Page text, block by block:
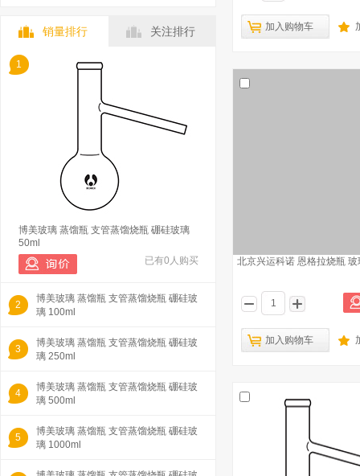
销量排行 关注排行
1
博美玻璃 蒸馏瓶 支管蒸馏烧瓶 硼硅玻璃
50ml
已有0人购买
2
博美玻璃 蒸馏瓶 支管蒸馏烧瓶 硼硅玻
璃 100ml
3
博美玻璃 蒸馏瓶 支管蒸馏烧瓶 硼硅玻
璃 250ml
4
博美玻璃 蒸馏瓶 支管蒸馏烧瓶 硼硅玻
璃 500ml
5
博美玻璃 蒸馏瓶 支管蒸馏烧瓶 硼硅玻
璃 1000ml
加入购物车
北京兴运科诺 恩格拉烧瓶
加入购物车